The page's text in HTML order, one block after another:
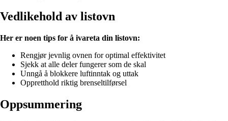
Vedlikehold av listovn
Her er noen tips for å ivareta din listovn:
Rengjør jevnlig ovnen for optimal effektivitet
Sjekk at alle deler fungerer som de skal
Unngå å blokkere luftinntak og uttak
Oppretthold riktig brenseltilførsel
Oppsummering